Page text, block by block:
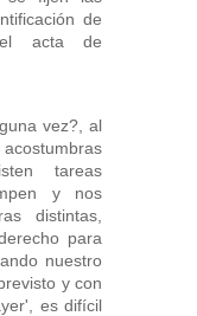
de
acta de
vez?, al
tareas
y nos
distintas,
para
nuestro
y con
es difícil